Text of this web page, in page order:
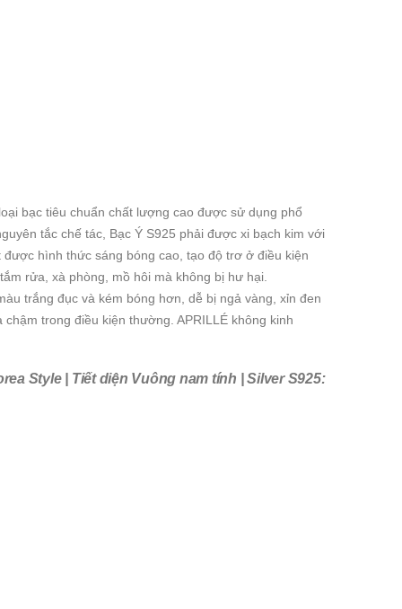
bạc tiêu chuẩn chất lượng cao được sử dụng phổ
tắc chế tác, Bạc Ý S925 phải được xi bạch kim với
hình thức sáng bóng cao, tạo độ trơ ở điều kiện
rửa, xà phòng, mồ hôi mà không bị hư hại.
trắng đục và kém bóng hơn, dễ bị ngả vàng, xỉn đen
trong điều kiện thường. APRILLÉ không kinh
Style | Tiết diện Vuông nam tính | Silver S925: